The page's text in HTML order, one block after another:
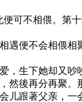
便可不相偎。第
遇便不会相偎相
，生下她却又吵
然後再分再聚。
儿跟著父亲，一